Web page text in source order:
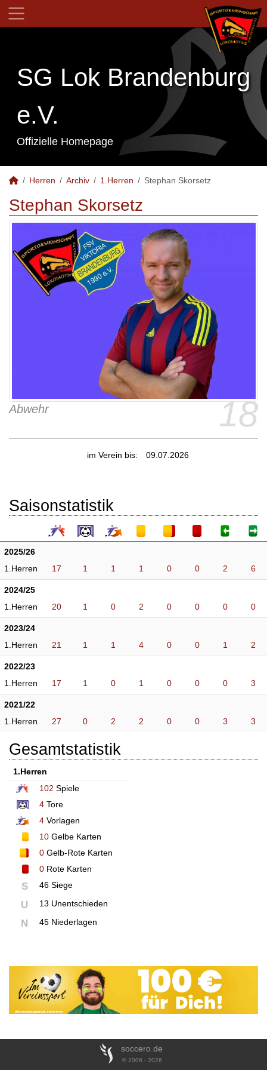
SG Lok Brandenburg
e.V.
Offizielle Homepage
Herren Archiv 1.Herren Stephan Skorsetz
Stephan Skorsetz
18
Abwehr
im Verein bis: 09.07.2026
Saisonstatistik
2025/26
1.Herren
17 1 1 1 0 0 2 6
2024/25
1.Herren
20 1 0 2 0 0 0 0
2023/24
1.Herren
21 1 1 4 0 0 1 2
2022/23
1.Herren
17 1 0 1 0 0 0 3
2021/22
1.Herren
27 0 2 2 0 0 3 3
Gesamtstatistik
1.Herren
102 Spiele
4 Tore
4 Vorlagen
10 Gelbe Karten
0 Gelb-Rote Karten
0 Rote Karten
S 46 Siege
U 13 Unentschieden
N 45 Niederlagen
soccero.de
© 2006 - 2026